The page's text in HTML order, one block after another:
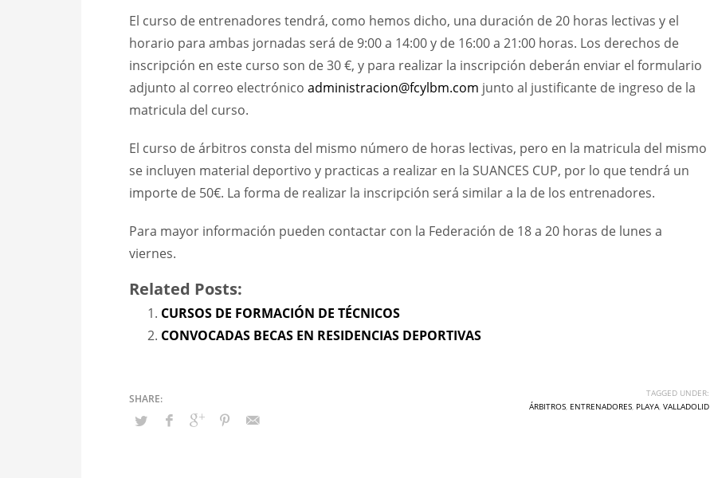
El curso de entrenadores tendrá, como hemos dicho, una duración de 20 horas lectivas y el
horario para ambas jornadas será de 9:00 a 14:00 y de 16:00 a 21:00 horas. Los derechos de
inscripción en este curso son de 30 €, y para realizar la inscripción deberán enviar el formulario
adjunto al correo electrónico administracion@fcylbm.com junto al justificante de ingreso de la
matricula del curso.
El curso de árbitros consta del mismo número de horas lectivas, pero en la matricula del mismo
se incluyen material deportivo y practicas a realizar en la SUANCES CUP, por lo que tendrá un
importe de 50€. La forma de realizar la inscripción será similar a la de los entrenadores.
Para mayor información pueden contactar con la Federación de 18 a 20 horas de lunes a
viernes.
Related Posts:
CURSOS DE FORMACIÓN DE TÉCNICOS
CONVOCADAS BECAS EN RESIDENCIAS DEPORTIVAS
TAGGED UNDER:
ÁRBITROS, ENTRENADORES, PLAYA, VALLADOLID